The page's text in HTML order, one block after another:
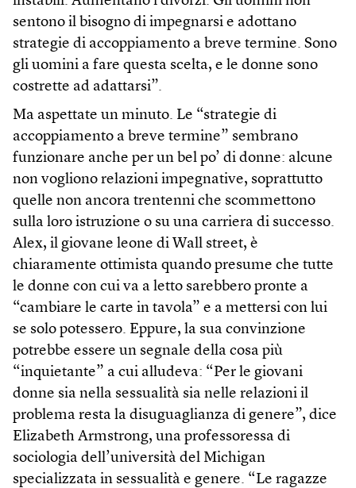
sentono il bisogno di impegnarsi e adottano
strategie di accoppiamento a breve termine. Sono
gli uomini a fare questa scelta, e le donne sono
costrette ad adattarsi”.
Ma aspettate un minuto. Le “strategie di
accoppiamento a breve termine” sembrano
funzionare anche per un bel po’ di donne: alcune
non vogliono relazioni impegnative, soprattutto
quelle non ancora trentenni che scommettono
sulla loro istruzione o su una carriera di successo.
Alex, il giovane leone di Wall street, è
chiaramente ottimista quando presume che tutte
le donne con cui va a letto sarebbero pronte a
“cambiare le carte in tavola” e a mettersi con lui
se solo potessero. Eppure, la sua convinzione
potrebbe essere un segnale della cosa più
“inquietante” a cui alludeva: “Per le giovani
donne sia nella sessualità sia nelle relazioni il
problema resta la disuguaglianza di genere”, dice
Elizabeth Armstrong, una professoressa di
sociologia dell’università del Michigan
specializzata in sessualità e genere. “Le ragazze